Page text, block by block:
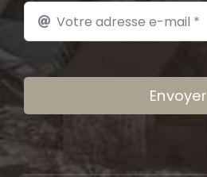
Envoyer